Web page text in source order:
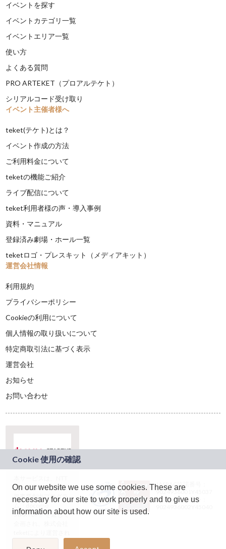
イベントを探す
イベントカテゴリ一覧
イベントエリア一覧
使い方
よくある質問
PRO ARTEKET（プロアルテケト）
シリアルコード受け取り
イベント主催者様へ
teket(テケト)とは？
イベント作成の方法
ご利用料金について
teketの機能ご紹介
ライブ配信について
teket利用者様の声・導入事例
資料・マニュアル
登録済み劇場・ホール一覧
teketロゴ・プレスキット（メディアキット）
運営会社情報
利用規約
プライバシーポリシー
Cookieの利用について
個人情報の取り扱いについて
特定商取引法に基づく表示
運営会社
お知らせ
お問い合わせ
ドコモグループの新
規事業創出プログラ
ム「docomo
STARTUP」を通じて
JASRAC許諾番号：
9024936001Y45037
JASRAC許諾番号：
On our website we use some cookies. These are
necessary for our site to work properly and to give us
information about how our site is used.